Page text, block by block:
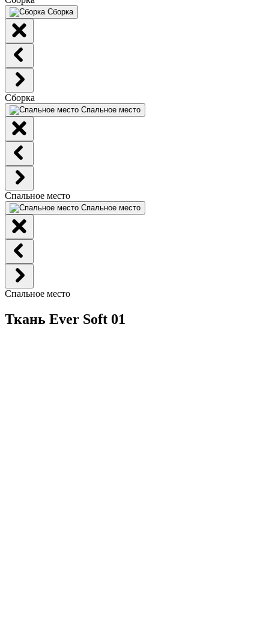
Сборка
Сборка
Спальное место
Спальное место
Спальное место
Спальное место
Ткань Ever Soft 01